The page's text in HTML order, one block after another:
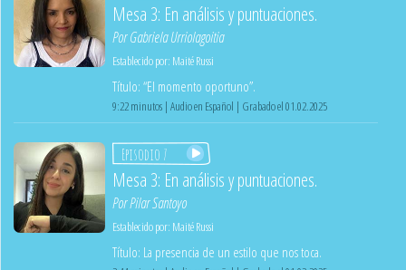
Mesa 3: En análisis y puntuaciones.
PorGabriela Urriolagoitia
Establecido por: Maité Russi
Título: “El momento oportuno”.
9:22 minutos | Audio en Español | Grabado el 01.02.2025
Episodio 7
Mesa 3: En análisis y puntuaciones.
PorPilar Santoyo
Establecido por: Maité Russi
Título: La presencia de un estilo que nos toca.